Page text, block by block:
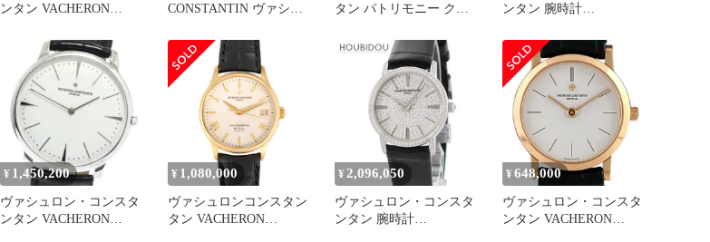
ンタン VACHERON
ニー K18YG ヴィンテー
ズ_754770
CONSTANTIN ヴァシュ
計 エッセンシャル スモ
ールセコンド 92240/000J-
タン パトリモニー クラ
VACHERON
CONSTANTIN 黒文字盤
ンタン 腕時計
み ブランド
¥ 1,450,200
ヴァシュロン・コンスタ
ンタン VACHERON
¥ 1,080,000
ヴァシュロンコンスタン
タン VACHERON
¥ 2,096,050
ヴァシュロン・コンスタ
ンタン 腕時計
¥ 648,000
ヴァシュロン・コンスタ
ンタン VACHERON